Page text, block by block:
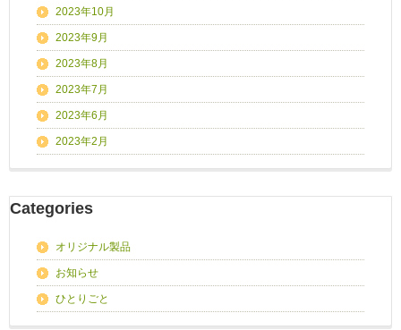
2023年10月
2023年9月
2023年8月
2023年7月
2023年6月
2023年2月
Categories
オリジナル製品
お知らせ
ひとりごと